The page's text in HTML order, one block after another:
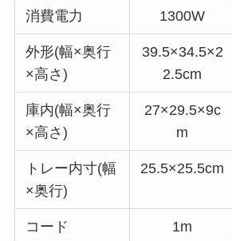
消費電力 1300W
外形(幅×奥行
×高さ)
39.5×34.5×2
2.5cm
庫内(幅×奥行
×高さ)
27×29.5×9c
m
トレー内寸(幅
×奥行)
25.5×25.5cm
コード 1m